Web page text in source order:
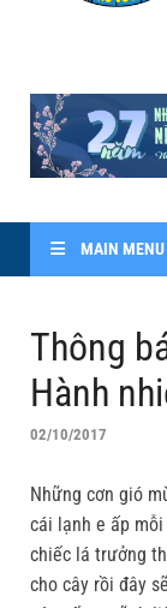
MAIN MENU
Thông
Hành
02/10/2017
Những cơn gió
cái lạnh e ấp
chiếc lá trưởng
cho cây rồi đây